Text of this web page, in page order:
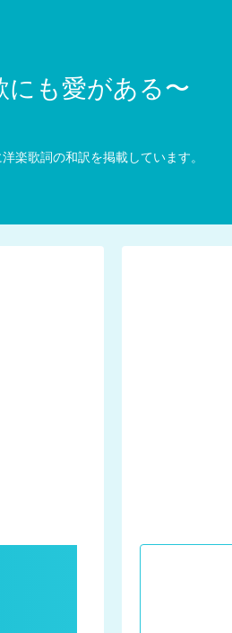
にも愛がある〜
楽歌詞の和訳を掲載しています。